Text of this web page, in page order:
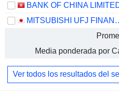
BANK OF CHINA
MITSUBISHI
Media ponderada por
Ver todos los resultados del